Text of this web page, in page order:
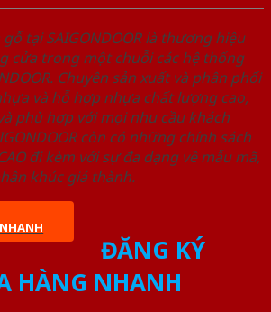
tại SAIGONDOOR là thương hiệu
cửa trong một chuỗi các hệ thống
Chuyên sản xuất và phân phối
và hỗ hợp nhựa chất lượng cao,
phù hợp với mọi nhu cầu khách
còn có những chính sách
đi kèm với sự đa dạng về mẫu mã,
khúc giá thành.
ĐĂNG KÝ
HÀNG NHANH